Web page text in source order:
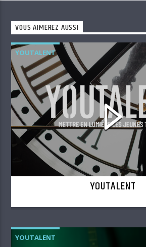
VOUS AIMEREZ AUSSI
YOUTALENT
YOUTALENT
YOUTALENT